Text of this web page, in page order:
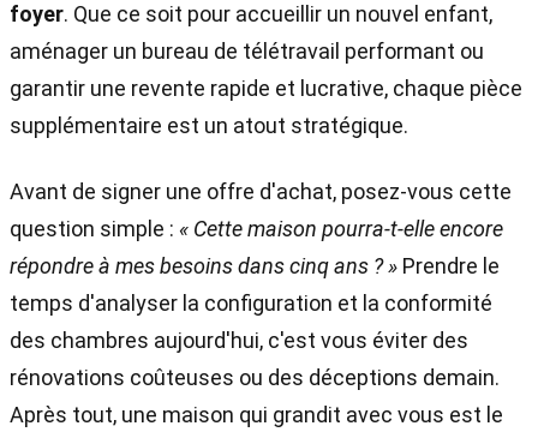
foyer. Que ce soit pour accueillir un nouvel enfant,
aménager un bureau de télétravail performant ou
garantir une revente rapide et lucrative, chaque pièce
supplémentaire est un atout stratégique.
Avant de signer une offre d'achat, posez-vous cette
question simple : « Cette maison pourra-t-elle encore
répondre à mes besoins dans cinq ans ? » Prendre le
temps d'analyser la configuration et la conformité
des chambres aujourd'hui, c'est vous éviter des
rénovations coûteuses ou des déceptions demain.
Après tout, une maison qui grandit avec vous est le